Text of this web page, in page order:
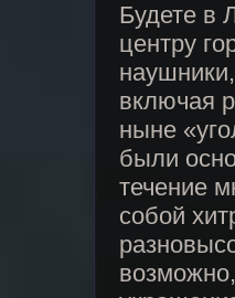
Будете в
центру
включая
ныне
были
течение
собой